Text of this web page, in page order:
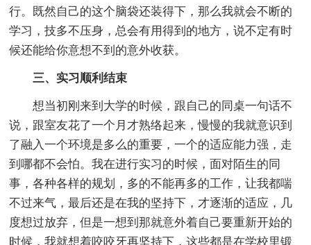
行。既然自己的这个脑袋还装得下，那么我就会不断的
学习，技多不压身，总会有用得到的地方，说不定有时
候还能给你意想不到的意外收获。
三、实习顺利结束
想当初刚来到大学的时候，跟自己的同桌一句话不
说，跟室友花了一个月才熟络起来，慢慢的我就意识到
了融入一个环境是多么的重要，一个的适应能力强，走
到哪都不会怕。我在进行实习的时候，面对陌生的同
事，各种各样的规划，多的不能再多的工作，让我都喘
不过来气，最后还是在我的坚持下，才逐渐的适应，几
度想过放弃，但是一想到那就意外着自己要重新开始的
时候，我就想着咬咬牙再坚持下，这些都是在学校里锻